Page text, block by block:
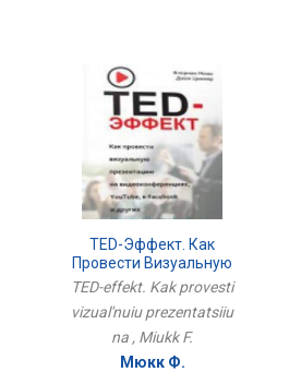
TED-Эффект. Как
Провести Визуальную
Презентацию На
TED-effekt. Kak provesti
vizual'nuiu prezentatsiiu
na , Miukk F.
Мюкк Ф.